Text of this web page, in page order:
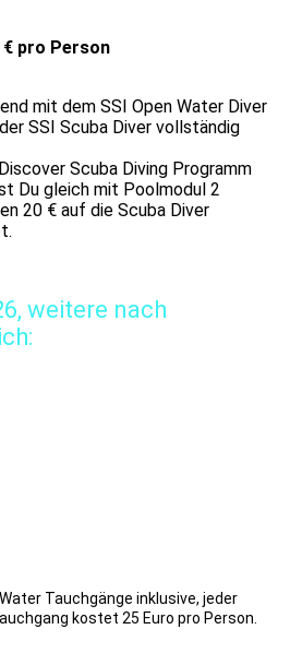
€ pro Person
mit dem SSI Open Water Diver
SSI Scuba Diver vollständig
Scuba Diving Programm
Du gleich mit Poolmodul 2
20 € auf die Scuba Diver
weitere nach
Tauchgänge inklusive, jeder
kostet 25 Euro pro Person.